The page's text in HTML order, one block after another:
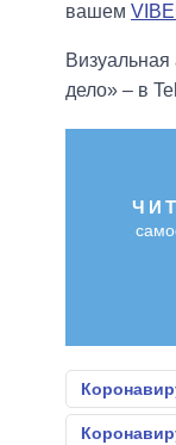
вашем
дело» – в